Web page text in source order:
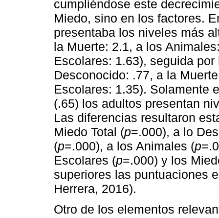
cumpliéndose este
Miedo, sino en los factores.
presentaba los niveles más
la Muerte: 2.1, a los
Escolares: 1.63), seguida
Desconocido: .77, a la
Escolares: 1.35). Solamente
(.65) los adultos presentan
Las diferencias resultaron
Miedo Total (p=.000), a lo
(p=.000), a los Animales (p
Escolares (p=.000) y los
superiores las puntuaciones
Herrera, 2016).
Otro de los elementos